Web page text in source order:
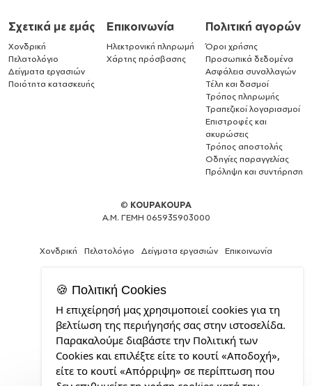
Σχετικά με εμάς
Χονδρική
Πελατολόγιο
Δείγματα εργασιών
Ποιότητα κατασκευής
Επικοινωνία
Ηλεκτρονική πληρωμή
Χάρτης πρόσβασης
Πολιτική αγορών
Όροι χρήσης
Προσωπικά δεδομένα
Ασφάλεια συναλλαγών
Τέλη και δασμοί
Τρόπος πληρωμής
Τραπεζικοί λογαριασμοί
Επιστροφές και
ακυρώσεις
Τρόπος αποστολής
Οδηγίες παραγγελίας
Πρόληψη και συντήρηση
© KOUPAKOUPA
Α.Μ. ΓΕΜΗ 065935903000
Χονδρική Πελατολόγιο Δείγματα εργασιών Επικοινωνία
Web
Design,
Social
Media
&
SEO
🍪 Πολιτική Cookies
Η επιχείρησή μας χρησιμοποιεί cookies για τη
βελτίωση της περιήγησής σας στην ιστοσελίδα.
Παρακαλούμε διαβάστε την Πολιτική των
Cookies και επιλέξτε είτε το κουτί «Αποδοχή»,
είτε το κουτί «Απόρριψη» σε περίπτωση που